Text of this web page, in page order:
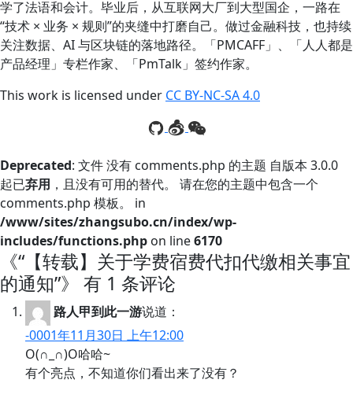
学了法语和会计。毕业后，从互联网大厂到大型国企，一路在
“技术 × 业务 × 规则”的夹缝中打磨自己。做过金融科技，也持续
关注数据、AI 与区块链的落地路径。「PMCAFF」、「人人都是
产品经理」专栏作家、「PmTalk」签约作家。
This work is licensed under CC BY-NC-SA 4.0
Deprecated: 文件 没有 comments.php 的主题 自版本 3.0.0
起已弃用 ，且没有可用的替代。 请在您的主题中包含一个
comments.php 模板。 in
/www/sites/zhangsubo.cn/index/wp-
includes/functions.php on line6170
《“【转载】关于学费宿费代扣代缴相关事宜
的通知”》 有 1 条评论
路人甲到此一游说道：
-0001年11月30日 上午12:00
O(∩_∩)O哈哈~
有个亮点，不知道你们看出来了没有？